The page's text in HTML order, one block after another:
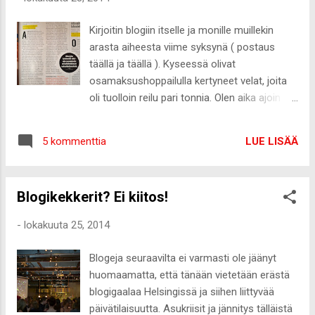
Kirjoitin blogiin itselle ja monille muillekin
arasta aiheesta viime syksynä ( postaus
täällä ja täällä ). Kyseessä olivat
osamaksushoppailulla kertyneet velat, joita
oli tuolloin reilu pari tonnia. Olen aika ajoin
tilannetta. Tällä hetkellä elellään velatonta
100euroa. Tietenkin joinakin kuukausina on
trainer-koulutuksen vuoksi. Esimerkiksi tällä
lentojen varausmaksun. Opiskelijana siis
käteen jää nykyään ihan kivasti rahaa
elämiseen ja mulla on myös mahdollisuus
5 kommenttia LUE LISÄÄ
Blogikekkerit? Ei kiitos!
- lokakuuta 25, 2014
Blogeja seuraavilta ei varmasti ole jäänyt
huomaamatta, että tänään vietetään erästä
blogigaalaa Helsingissä ja siihen liittyvää
päivätilaisuutta. Asukriisit ja jännitys tälläistä